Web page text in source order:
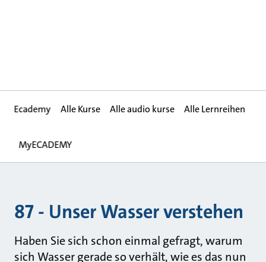
Ecademy Alle Kurse Alle audio kurse Alle Lernreihen
MyECADEMY
87 - Unser Wasser verstehen
Haben Sie sich schon einmal gefragt, warum
sich Wasser gerade so verhält, wie es das nun